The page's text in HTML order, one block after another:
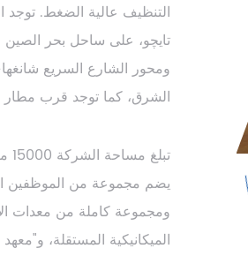
التنظيف عالية الضغط. توجد
ومحور الشارع السريع
الشرق، كما توجد قرب مطار
يضم مجموعة من الموظفين
ومجموعة كاملة من معدات
الميكانيكية المستقلة،